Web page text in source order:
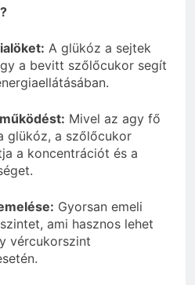
A glükóz a sejtek
így a bevitt szőlőcukor segít
Mivel az agy fő
glükóz, a szőlőcukor
a koncentrációt és a
Gyorsan emeli
ami hasznos lehet
vércukorszint